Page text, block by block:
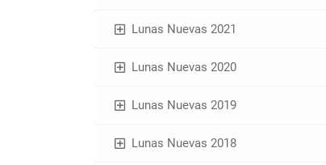
Lunas Nuevas 2021
Lunas Nuevas 2020
Lunas Nuevas 2019
Lunas Nuevas 2018